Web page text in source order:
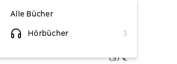
Alle Bücher
Hörbücher
3
1,57 €
1,57 €